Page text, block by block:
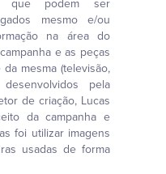
que podem ser
mesmo e/ou
na área do
e as peças
mesma (televisão,
pela
de criação, Lucas
da campanha e
foi utilizar imagens
usadas de forma